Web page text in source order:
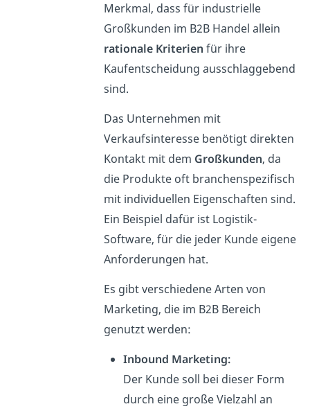
Merkmal, dass für industrielle
Großkunden im B2B Handel allein
rationale Kriterien für ihre
Kaufentscheidung ausschlaggebend
sind.
Das Unternehmen mit
Verkaufsinteresse benötigt direkten
Kontakt mit dem Großkunden, da
die Produkte oft branchenspezifisch
mit individuellen Eigenschaften sind.
Ein Beispiel dafür ist Logistik-
Software, für die jeder Kunde eigene
Anforderungen hat.
Es gibt verschiedene Arten von
Marketing, die im B2B Bereich
genutzt werden:
Inbound Marketing:
Der Kunde soll bei dieser Form
durch eine große Vielzahl an